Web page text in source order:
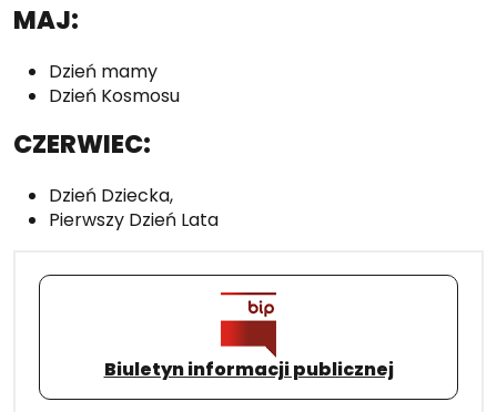
MAJ:
Dzień mamy
Dzień Kosmosu
CZERWIEC:
Dzień Dziecka,
Pierwszy Dzień Lata
Biuletyn informacji publicznej